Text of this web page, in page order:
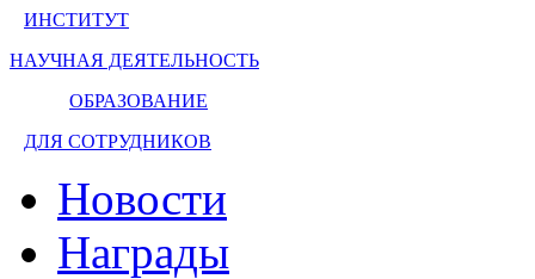
ИНСТИТУТ
НАУЧНАЯ ДЕЯТЕЛЬНОСТЬ
ОБРАЗОВАНИЕ
ДЛЯ СОТРУДНИКОВ
Новости
Награды